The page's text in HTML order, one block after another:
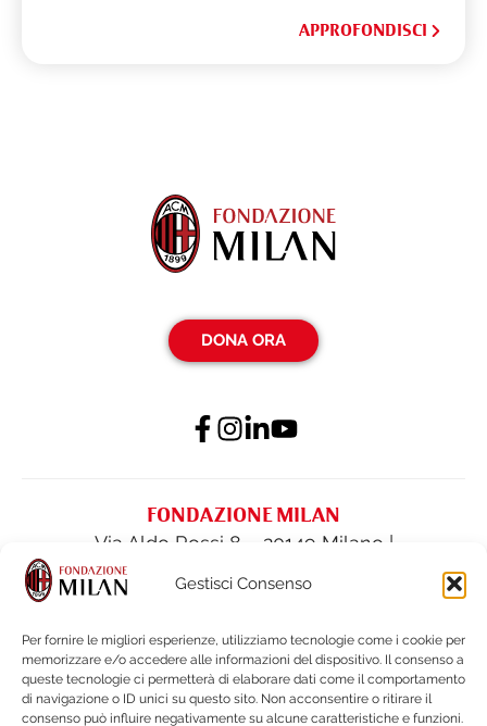
Gestisci Consenso
Per fornire le migliori esperienze, utilizziamo tecnologie come i cookie per
memorizzare e/o accedere alle informazioni del dispositivo. Il consenso a
queste tecnologie ci permetterà di elaborare dati come il comportamento
di navigazione o ID unici su questo sito. Non acconsentire o ritirare il
consenso può influire negativamente su alcune caratteristiche e funzioni.
APPROFONDISCI
DONA ORA
FONDAZIONE MILAN
Via Aldo Rossi 8 – 20149 Milano |
fondazione@acmilan.com
62284522
PRIVACY POLICY
COOKIE POLICY